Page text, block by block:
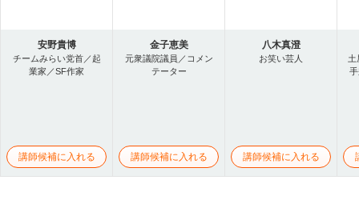
安野貴博
チームみらい党首／起
業家／SF作家
講師候補に入れる
金子恵美
元衆議院議員／コメン
テーター
講師候補に入れる
八木真澄
お笑い芸人
講師候補に入れる
土